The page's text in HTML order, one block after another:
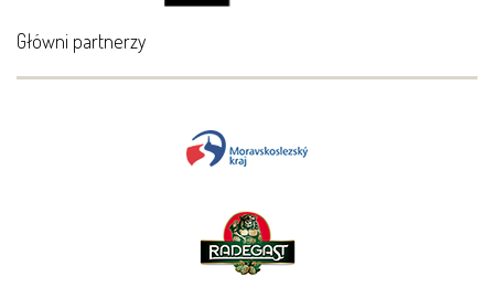
Główni partnerzy